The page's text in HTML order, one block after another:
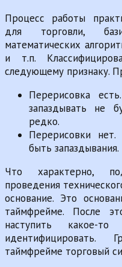
Процесс работы
для торговли,
математических
и т.п.
следующему признаку.
Перерисовка
запаздывать не
редко.
Перерисовки
быть запаздывания.
Что характерно,
проведения
основание. Это
таймфрейме. После
наступить какое-
таймфрейме торговый